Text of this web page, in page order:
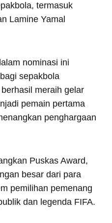
termasuk
Lamine Yamal
nominasi ini
sepakbola
meraih gelar
pemain pertama
penghargaan
Puskas Award,
besar dari para
pemilihan pemenang
dan legenda FIFA.